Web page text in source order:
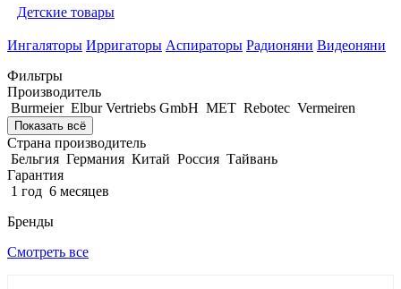
Детские товары
Ингаляторы Ирригаторы Аспираторы Радионяни Видеоняни
Фильтры
Производитель
Burmeier Elbur Vertriebs GmbH MET Rebotec Vermeiren
Показать всё
Страна производитель
Бельгия Германия Китай Россия Тайвань
Гарантия
1 год 6 месяцев
Бренды
Смотреть все